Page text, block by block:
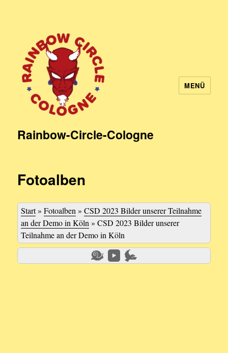
Rainbow-Circle-Cologne
MENÜ
Fotoalben
Start»Fotoalben »CSD 2023 Bilder unserer Teilnahme
an der Demo in Köln »CSD 2023 Bilder unserer
Teilnahme an der Demo in Köln